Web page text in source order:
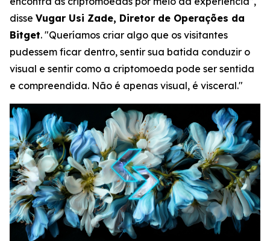
disse Vugar Usi Zade, Diretor de Operações da
Bitget. "Queríamos criar algo que os visitantes
pudessem ficar dentro, sentir sua batida conduzir o
visual e sentir como a criptomoeda pode ser sentida
e compreendida. Não é apenas visual, é visceral."